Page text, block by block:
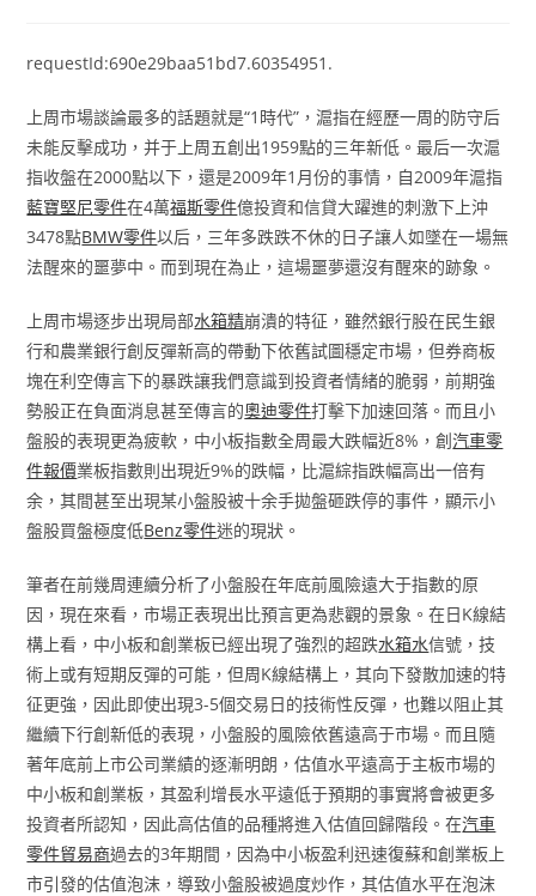
requestId:690e29baa51bd7.60354951.
上周市場談論最多的話題就是“1時代”，滬指在經歷一周的防守后
未能反擊成功，并于上周五創出1959點的三年新低。最后一次滬
指收盤在2000點以下，還是2009年1月份的事情，自2009年滬指
藍寶堅尼零件在4萬福斯零件億投資和信貸大躍進的刺激下上沖
3478點BMW零件以后，三年多跌跌不休的日子讓人如墜在一場無
法醒來的噩夢中。而到現在為止，這場噩夢還沒有醒來的跡象。
上周市場逐步出現局部水箱精崩潰的特征，雖然銀行股在民生銀
行和農業銀行創反彈新高的帶動下依舊試圖穩定市場，但券商板
塊在利空傳言下的暴跌讓我們意識到投資者情緒的脆弱，前期強
勢股正在負面消息甚至傳言的奧迪零件打擊下加速回落。而且小
盤股的表現更為疲軟，中小板指數全周最大跌幅近8%，創汽車零
件報價業板指數則出現近9%的跌幅，比滬綜指跌幅高出一倍有
余，其間甚至出現某小盤股被十余手拋盤砸跌停的事件，顯示小
盤股買盤極度低Benz零件迷的現狀。
筆者在前幾周連續分析了小盤股在年底前風險遠大于指數的原
因，現在來看，市場正表現出比預言更為悲觀的景象。在日K線結
構上看，中小板和創業板已經出現了強烈的超跌水箱水信號，技
術上或有短期反彈的可能，但周K線結構上，其向下發散加速的特
征更強，因此即使出現3-5個交易日的技術性反彈，也難以阻止其
繼續下行創新低的表現，小盤股的風險依舊遠高于市場。而且隨
著年底前上市公司業績的逐漸明朗，估值水平遠高于主板市場的
中小板和創業板，其盈利增長水平遠低于預期的事實將會被更多
投資者所認知，因此高估值的品種將進入估值回歸階段。在汽車
零件貿易商過去的3年期間，因為中小板盈利迅速復蘇和創業板上
市引發的估值泡沫，導致小盤股被過度炒作，其估值水平在泡沫